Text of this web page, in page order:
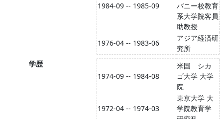
1984-09 -- 1985-09
バニー校教育
系大学院客員
助教授
1976-04 -- 1983-06
アジア経済研
究所
学歴
1974-09 -- 1984-08
米国 シカ
ゴ大学 大学
院
1972-04 -- 1974-03
東京大学 大
学院教育学